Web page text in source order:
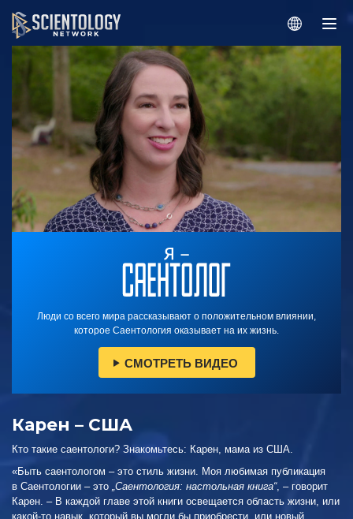
Люди со всего мира рассказывают о положительном влиянии,
которое Саентология оказывает на их жизнь.
СМОТРЕТЬ ВИДЕО
Карен – США
Кто такие саентологи? Знакомьтесь: Карен, мама из США.
«Быть саентологом – это стиль жизни. Моя любимая публикация
в Саентологии – это „Саентология: настольная книга“, – говорит
Карен. – В каждой главе этой книги освещается область жизни, или
какой-то навык, который вы могли бы приобрести, или новый